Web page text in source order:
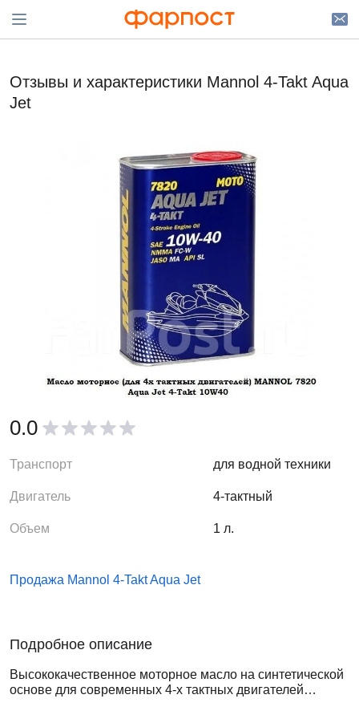
Отзывы и характеристики Mannol 4-Takt Aqua
Jet
0.0
Транспорт для водной техники
Двигатель 4-тактный
Объем 1 л.
Продажа Mannol 4-Takt Aqua Jet
Подробное описание
Высококачественное моторное масло на синтетической
основе для современных 4-х тактных двигателей